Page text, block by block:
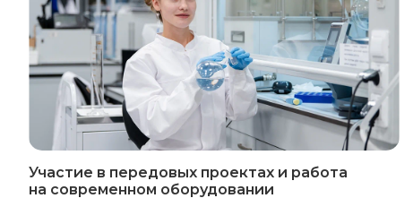
Участие в передовых проектах и работа
на современном оборудовании